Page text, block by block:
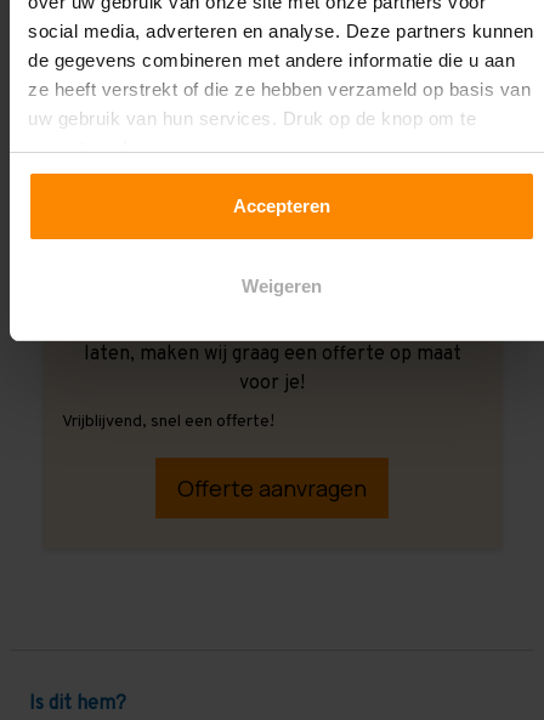
social media, adverteren en analyse. Deze partners kunnen
de gegevens combineren met andere informatie die u aan
ze heeft verstrekt of die ze hebben verzameld op basis van
uw gebruik van hun services. Druk op de knop om te
accepteren!
Accepteren
Weigeren
laten, maken wij graag een offerte op maat
voor je!
Vrijblijvend, snel een offerte!
Offerte aanvragen
Is dit hem?